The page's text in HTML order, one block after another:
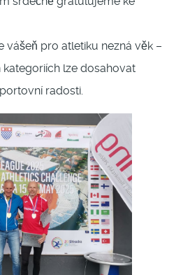
vášeň pro atletiku nezná věk –
kategoriích lze dosahovat
radosti.